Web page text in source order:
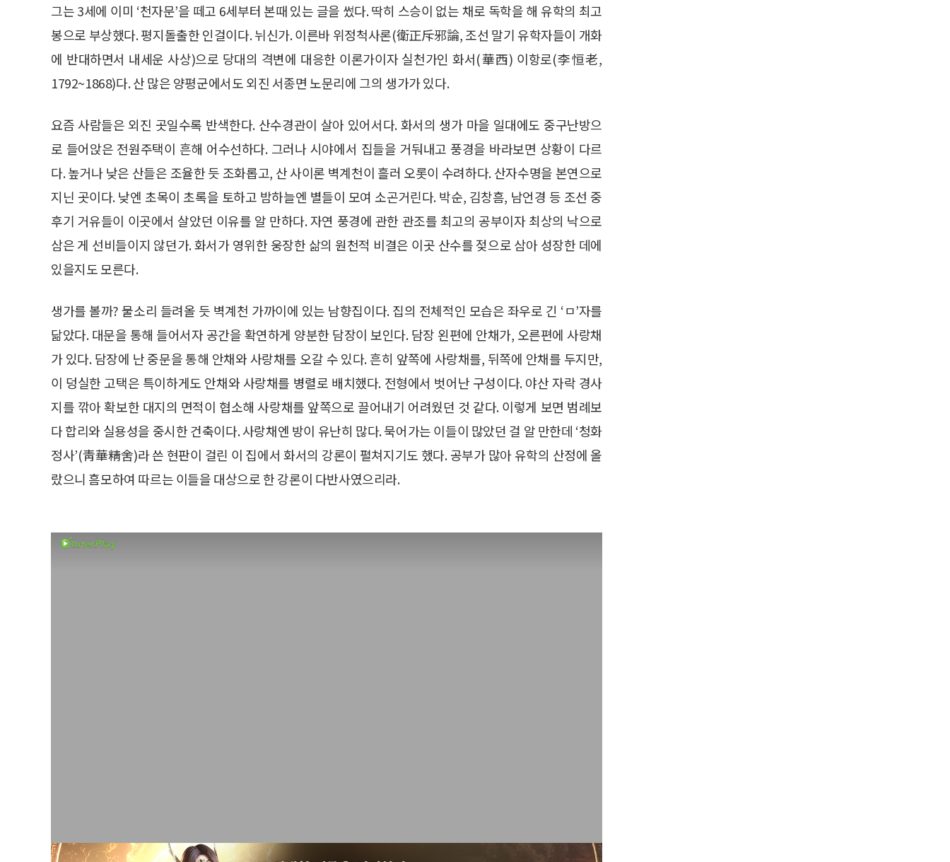
그는 3세에 이미 ‘천자문’을 떼고 6세부터 본때 있는 글을 썼다. 딱히 스승이 없는 채로 독학을 해 유학의 최고
봉으로 부상했다. 평지돌출한 인걸이다. 뉘신가. 이른바 위정척사론(衛正斥邪論, 조선 말기 유학자들이 개화
에 반대하면서 내세운 사상)으로 당대의 격변에 대응한 이론가이자 실천가인 화서(華西) 이항로(李恒老,
1792~1868)다. 산 많은 양평군에서도 외진 서종면 노문리에 그의 생가가 있다.
요즘 사람들은 외진 곳일수록 반색한다. 산수경관이 살아 있어서다. 화서의 생가 마을 일대에도 중구난방으
로 들어앉은 전원주택이 흔해 어수선하다. 그러나 시야에서 집들을 거둬내고 풍경을 바라보면 상황이 다르
다. 높거나 낮은 산들은 조율한 듯 조화롭고, 산 사이론 벽계천이 흘러 오롯이 수려하다. 산자수명을 본연으로
지닌 곳이다. 낮엔 초목이 초록을 토하고 밤하늘엔 별들이 모여 소곤거린다. 박순, 김창흠, 남언경 등 조선 중
후기 거유들이 이곳에서 살았던 이유를 알 만하다. 자연 풍경에 관한 관조를 최고의 공부이자 최상의 낙으로
삼은 게 선비들이지 않던가. 화서가 영위한 웅장한 삶의 원천적 비결은 이곳 산수를 젖으로 삼아 성장한 데에
있을지도 모른다.
생가를 볼까? 물소리 들려올 듯 벽계천 가까이에 있는 남향집이다. 집의 전체적인 모습은 좌우로 긴 ‘ㅁ’자를
닮았다. 대문을 통해 들어서자 공간을 확연하게 양분한 담장이 보인다. 담장 왼편에 안채가, 오른편에 사랑채
가 있다. 담장에 난 중문을 통해 안채와 사랑채를 오갈 수 있다. 흔히 앞쪽에 사랑채를, 뒤쪽에 안채를 두지만,
이 덩실한 고택은 특이하게도 안채와 사랑채를 병렬로 배치했다. 전형에서 벗어난 구성이다. 야산 자락 경사
지를 깎아 확보한 대지의 면적이 협소해 사랑채를 앞쪽으로 끌어내기 어려웠던 것 같다. 이렇게 보면 범례보
다 합리와 실용성을 중시한 건축이다. 사랑채엔 방이 유난히 많다. 묵어가는 이들이 많았던 걸 알 만한데 ‘청화
정사’(靑華精舍)라 쓴 현판이 걸린 이 집에서 화서의 강론이 펼쳐지기도 했다. 공부가 많아 유학의 산정에 올
랐으니 흠모하여 따르는 이들을 대상으로 한 강론이 다반사였으리라.